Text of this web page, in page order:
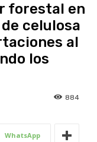
forestal en
celulosa
al
los
884
WhatsApp